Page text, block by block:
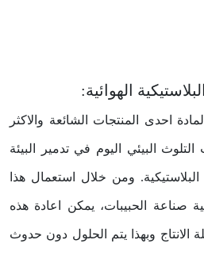
الهوائية:
احدى المنتجات الشائعة والاكثر
البيئي اليوم في تدمير البيئة
ومن خلال استعمال هذا
صناعة الحبيبات، يمكن اعادة هذه
الانتاج وبهذا يتم الحلول دون حدوث